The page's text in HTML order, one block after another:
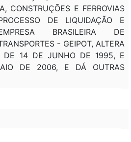
CONSTRUÇÕES E FERROVIAS
DE LIQUIDAÇÃO E
BRASILEIRA DE
- GEIPOT, ALTERA
DE 14 DE JUNHO DE 1995, E
DE 2006, E DÁ OUTRAS